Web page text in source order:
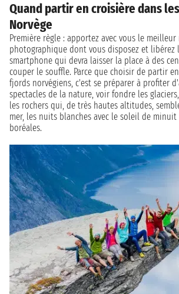
Quand partir en croisière dans
Norvège
Première règle : apportez avec vous le
photographique dont vous disposez et libérez
smartphone qui devra laisser la place à des
couper le souffle. Parce que choisir de partir
fjords norvégiens, c'est se préparer à profiter
spectacles de la nature, voir fondre les
les rochers qui, de très hautes altitudes,
mer, les nuits blanches avec le soleil de
boréales.